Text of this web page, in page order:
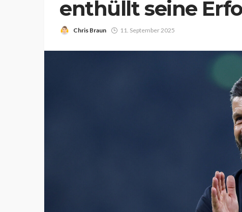
enthüllt seine
Chris Braun 11. September 2025